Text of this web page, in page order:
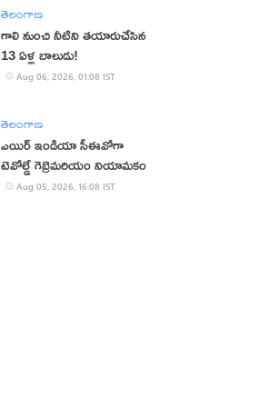
తెలంగాణ
గాలి నుంచి నీటిని తయారుచేసిన
13 ఏళ్ల బాలుడు!
Aug 06, 2026, 01:08 IST
తెలంగాణ
ఎయిర్ ఇండియా సీఈవోగా
టెవోల్డే గెబ్రెమరియం నియామకం
Aug 05, 2026, 16:08 IST